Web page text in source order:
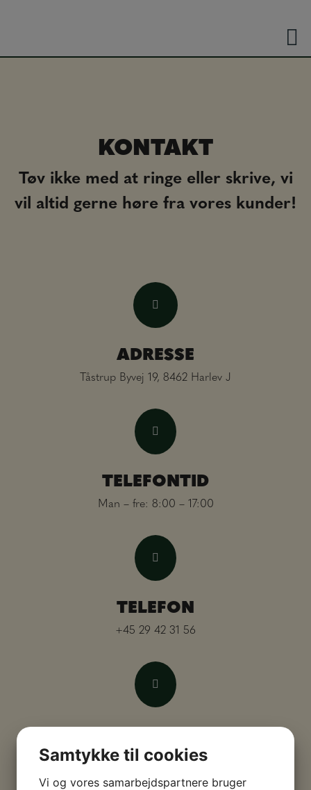
KONTAKT
Tøv ikke med at ringe eller skrive, vi
vil altid gerne høre fra vores kunder!
ADRESSE
Tåstrup Byvej 19, 8462 Harlev J
TELEFONTID
Man – fre: 8:00 – 17:00
TELEFON
+45 29 42 31 56
E-MAIL
knopco@knopco.dk
Samtykke til cookies
Vi og vores samarbejdspartnere bruger